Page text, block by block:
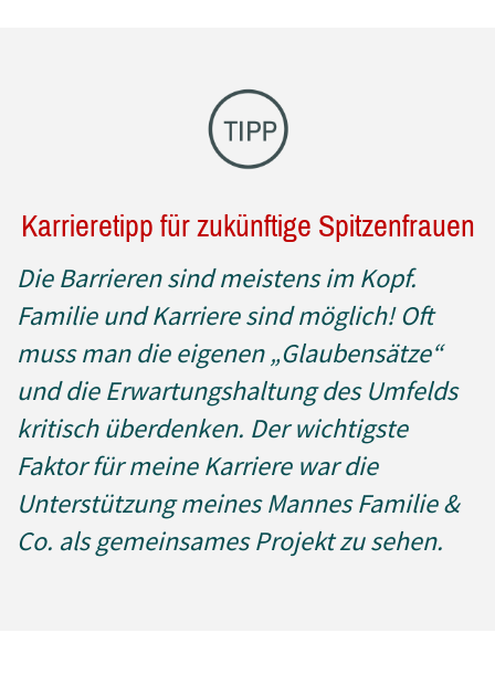
Karrieretipp für zukünftige Spitzenfrauen
Die Barrieren sind meistens im Kopf.
Familie und Karriere sind möglich! Oft
muss man die eigenen „Glaubensätze“
und die Erwartungshaltung des Umfelds
kritisch überdenken. Der wichtigste
Faktor für meine Karriere war die
Unterstützung meines Mannes Familie &
Co. als gemeinsames Projekt zu sehen.